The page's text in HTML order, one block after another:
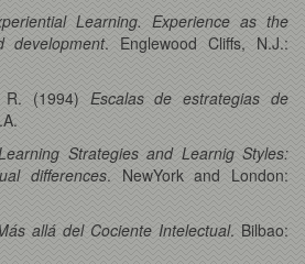
Learning. Experience as the
. Englewood Cliffs, N.J.:
(1994) Escalas de estrategias de
Strategies and Learnig Styles:
differences. NewYork and London:
allá del Cociente Intelectual. Bilbao: